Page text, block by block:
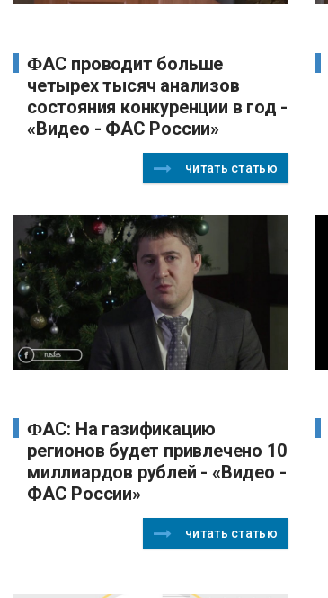
ФАС проводит больше
четырех тысяч анализов
состояния конкуренции в год -
«Видео - ФАС России»
читать статью
ФАС: На газификацию
регионов будет привлечено 10
миллиардов рублей - «Видео -
ФАС России»
читать статью